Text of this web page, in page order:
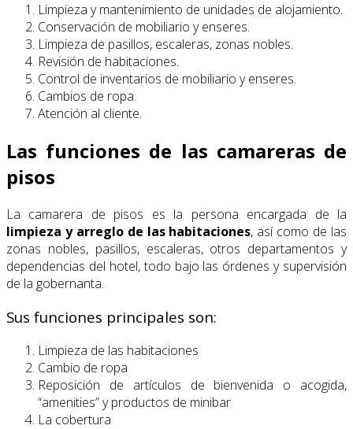
Limpieza y mantenimiento de unidades de alojamiento.
Conservación de mobiliario y enseres.
Limpieza de pasillos, escaleras, zonas nobles.
Revisión de habitaciones.
Control de inventarios de mobiliario y enseres.
Cambios de ropa.
Atención al cliente.
Las funciones de las camareras de
pisos
La camarera de pisos es la persona encargada de la
limpieza y arreglo de las habitaciones, así como de las
zonas nobles, pasillos, escaleras, otros departamentos y
dependencias del hotel, todo bajo las órdenes y supervisión
de la gobernanta.
Sus funciones principales son:
Limpieza de las habitaciones
Cambio de ropa
Reposición de artículos de bienvenida o acogida,
“amenities” y productos de minibar
La cobertura